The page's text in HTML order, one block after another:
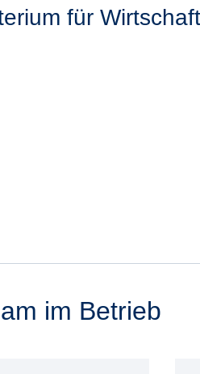
für
im Betrieb